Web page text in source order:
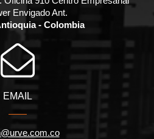
Envigado Ant.
- Colombia
EMAIL